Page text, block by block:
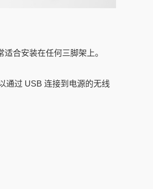
合安装在任何三脚架上。
通过 USB 连接到电源的无线